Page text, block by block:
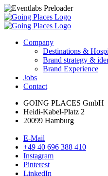
Company
Destinations &
Brand strategy &
Brand Experience
Jobs
Contact
GOING PLACES GmbH
Heidi-Kabel-Platz 2
20099 Hamburg
E-Mail
+49 40 696 388 410
Instagram
Pinterest
LinkedIn